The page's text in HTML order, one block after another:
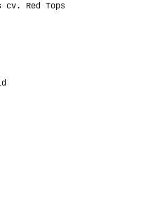
cv. Red Tops